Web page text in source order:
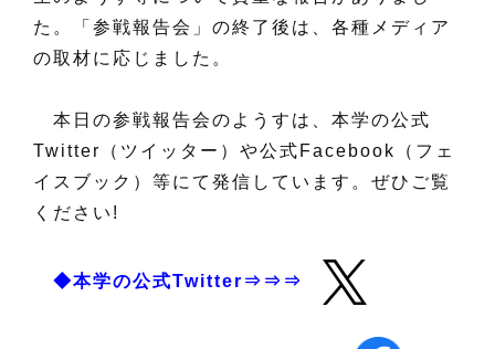
た。「参戦報告会」の終了後は、各種メディア
の取材に応じました。
本日の参戦報告会のようすは、本学の公式
Twitter（ツイッター）や公式Facebook（フェ
イスブック） 等にて発信しています。ぜひご覧
ください!
◆本学の公式Twitter⇒⇒⇒